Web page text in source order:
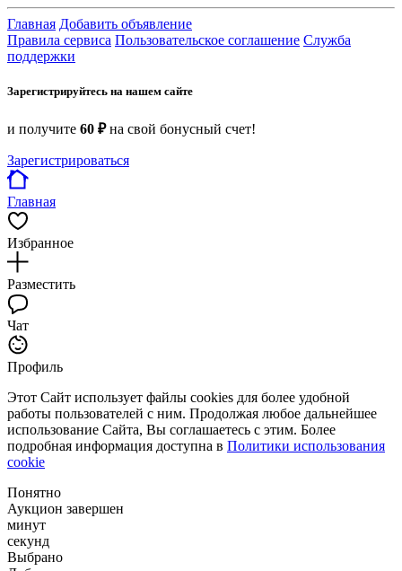
Главная Добавить объявление
Правила сервиса Пользовательское соглашение Служба
поддержки
Зарегистрируйтесь на нашем сайте
и получите 60 ₽на свой бонусный счет!
Зарегистрироваться
Главная
Избранное
Разместить
Чат
Профиль
Этот Сайт использует файлы cookies для более удобной
работы пользователей с ним. Продолжая любое дальнейшее
использование Сайта, Вы соглашаетесь с этим. Более
подробная информация доступна в Политики использования
cookie
Понятно
Аукцион завершен
минут
секунд
Выбрано